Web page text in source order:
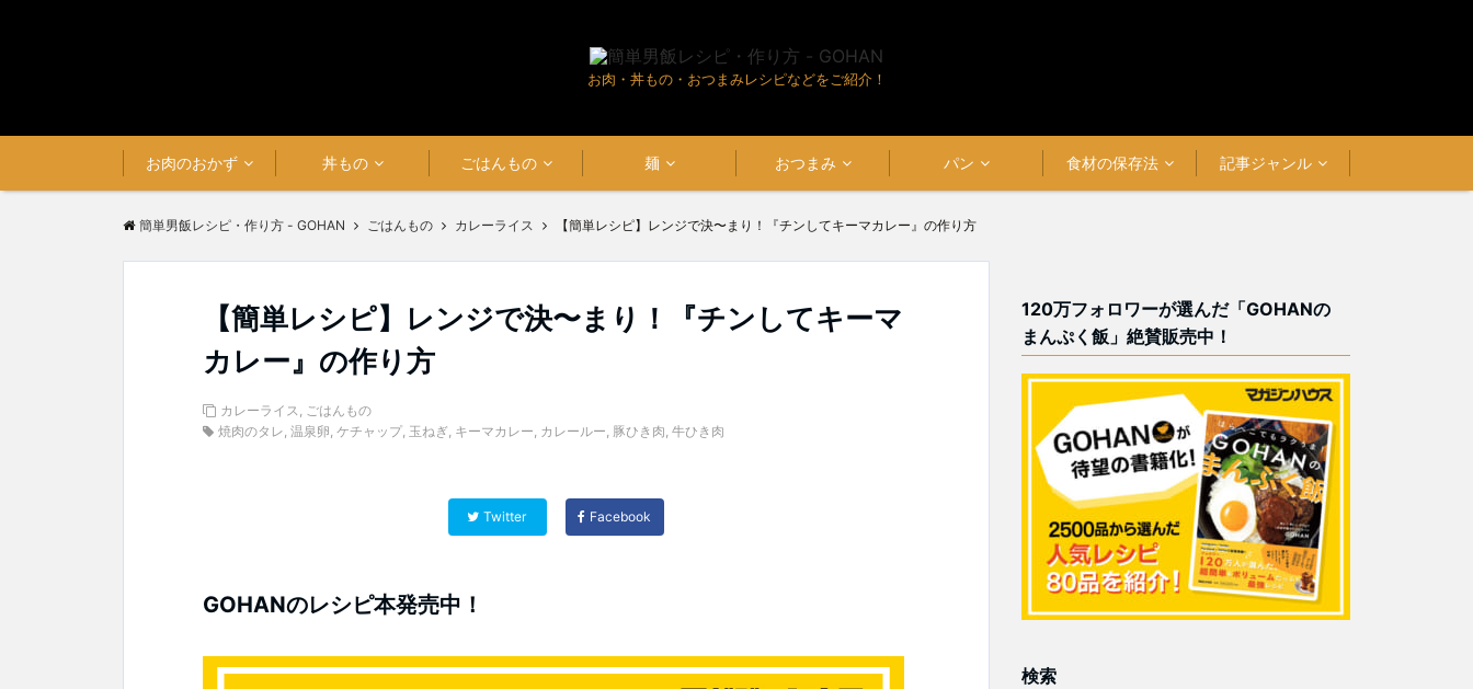
お肉・丼もの・おつまみレシピなどをご紹介！
お肉のおかず 丼もの ごはんもの 麺 おつまみ パン 食材の保存法 記事ジャンル
簡単男飯レシピ・作り方 - GOHAN ごはんもの カレーライス 【簡単レシピ】レンジで決〜まり！『チンしてキーマカレー』の作り方
【簡単レシピ】レンジで決〜まり！『チンしてキーマ
カレー』の作り方
カレーライス, ごはんもの
焼肉のタレ, 温泉卵, ケチャップ, 玉ねぎ, キーマカレー, カレールー, 豚ひき肉, 牛ひき肉
Twitter Facebook
GOHANのレシピ本発売中！
120万フォロワーが選んだ「GOHANの
まんぷく飯」絶賛販売中！
検索